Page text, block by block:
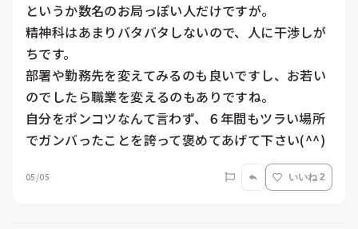
というか数名のお局っぽい人だけですが。
精神科はあまりバタバタしないので、人に干渉しが
ちです。
部署や勤務先を変えてみるのも良いですし、お若い
のでしたら職業を変えるのもありですね。
自分をポンコツなんて言わず、６年間もツラい場所
でガンバったことを誇って褒めてあげて下さい(^^)
05/05 いいね 2